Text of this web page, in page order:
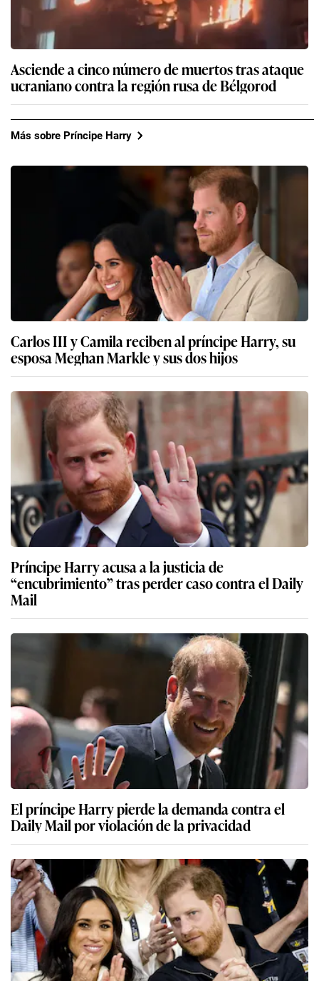
Asciende a cinco número de muertos tras ataque
ucraniano contra la región rusa de Bélgorod
Más sobre Príncipe Harry
Carlos III y Camila reciben al príncipe Harry, su
esposa Meghan Markle y sus dos hijos
Príncipe Harry acusa a la justicia de
“encubrimiento” tras perder caso contra el Daily
Mail
El príncipe Harry pierde la demanda contra el
Daily Mail por violación de la privacidad